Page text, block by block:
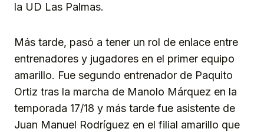
la UD Las Palmas.
Más tarde, pasó a tener un rol de enlace entre
entrenadores y jugadores en el primer equipo
amarillo. Fue segundo entrenador de Paquito
Ortiz tras la marcha de Manolo Márquez en la
temporada 17/18 y más tarde fue asistente de
Juan Manuel Rodríguez en el filial amarillo que